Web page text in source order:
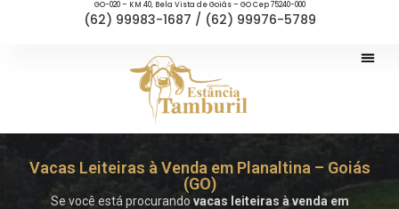
GO-020 – KM 40, Bela Vista de Goiás – GO Cep 75240-000
(62) 99983-1687 / (62) 99976-5789
Vacas Leiteiras à Venda em Planaltina – Goiás
(GO)
Se você está procurando vacas leiteiras à venda em